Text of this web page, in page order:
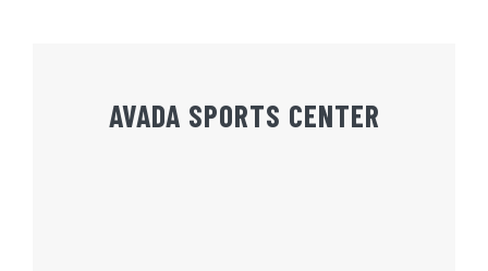
AVADA SPORTS CENTER